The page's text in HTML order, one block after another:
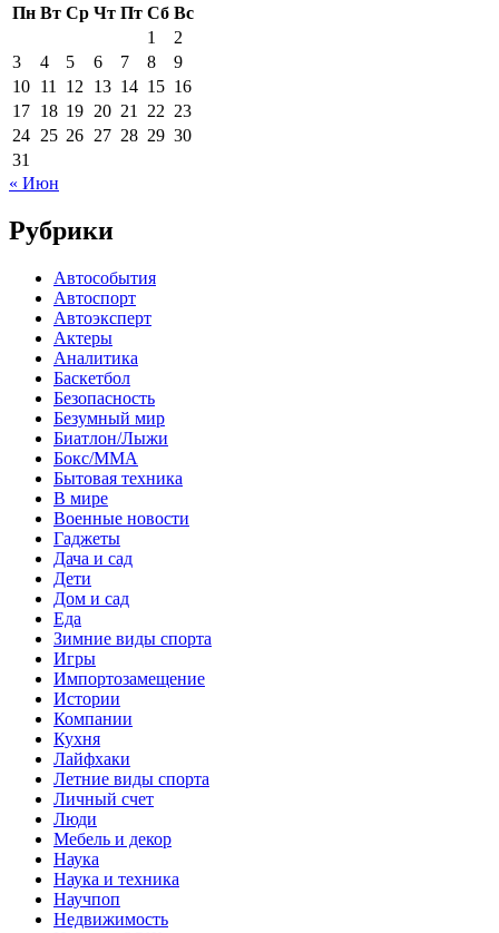
Пн Вт Ср Чт Пт Сб Вс
1
2
3
4 5 6 7 8
9
10 11 12 13 14 15 16
17 18 19 20 21 22 23
24 25 26 27 28 29 30
31
« Июн
Рубрики
Автособытия
Автоспорт
Автоэксперт
Актеры
Аналитика
Баскетбол
Безопасность
Безумный мир
Биатлон/Лыжи
Бокс/MMA
Бытовая техника
В мире
Военные новости
Гаджеты
Дача и сад
Дети
Дом и сад
Еда
Зимние виды спорта
Игры
Импортозамещение
Истории
Компании
Кухня
Лайфхаки
Летние виды спорта
Личный счет
Люди
Мебель и декор
Наука
Наука и техника
Научпоп
Недвижимость